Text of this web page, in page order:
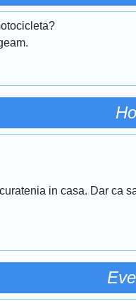
in casa. Dar ca